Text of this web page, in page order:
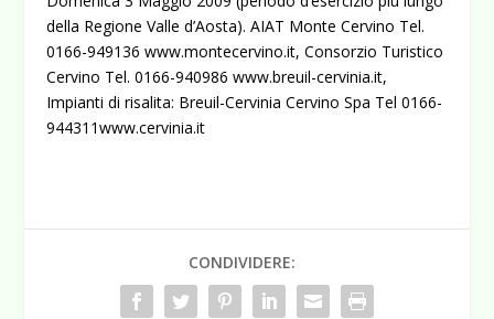
della Regione Valle d’Aosta). AIAT Monte Cervino Tel.
0166-949136www.montecervino.it, Consorzio Turistico
Cervino Tel. 0166-940986www.breuil-cervinia.it,
Impianti di risalita: Breuil-Cervinia Cervino Spa Tel 0166-
944311www.cervinia.it
CONDIVIDERE: